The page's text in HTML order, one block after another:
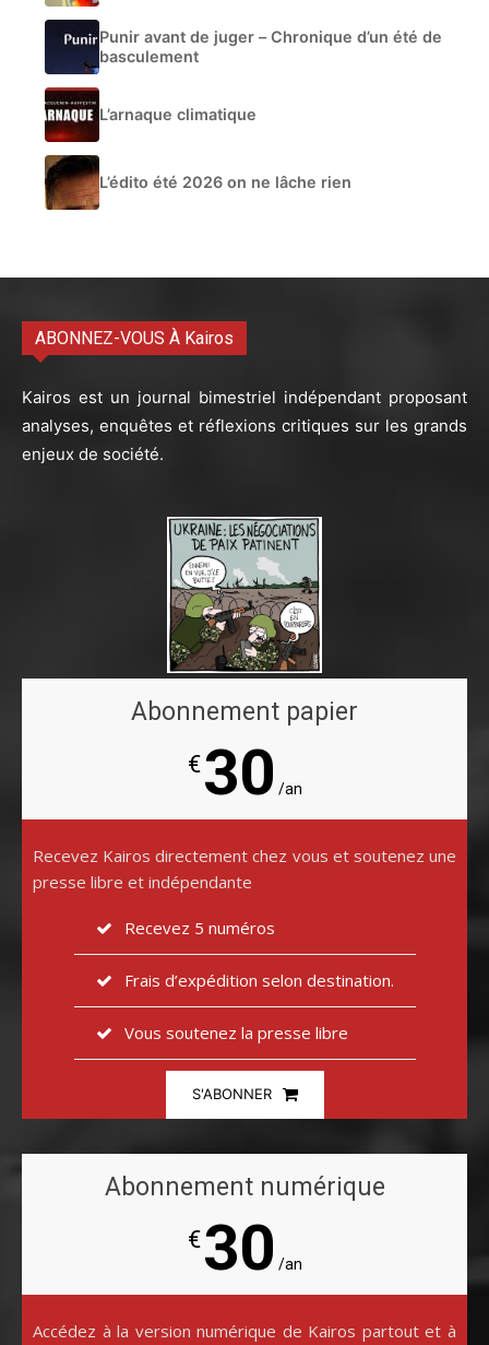
Punir avant de juger – Chronique d’un été de
basculement
L’arnaque climatique
L’édito été 2026 on ne lâche rien
ABONNEZ-VOUS À Kairos
Kairos est un journal bimestriel indépendant proposant
analyses, enquêtes et réflexions critiques sur les grands
enjeux de société.
Abonnement papier
€30 /an
Recevez Kairos directement chez vous et soutenez une
presse libre et indépendante
Recevez 5 numéros
Frais d’expédition selon destination.
Vous soutenez la presse libre
S'ABONNER
Abonnement numérique
€30 /an
Accédez à la version numérique de Kairos partout et à